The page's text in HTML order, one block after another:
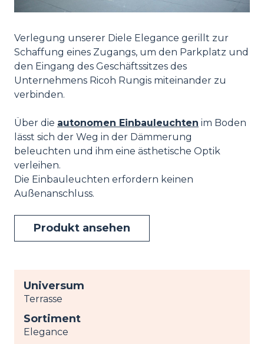
Verlegung unserer Diele Elegance gerillt zur
Schaffung eines Zugangs, um den Parkplatz und
den Eingang des Geschäftssitzes des
Unternehmens Ricoh Rungis miteinander zu
verbinden.
Über die autonomen Einbauleuchten im Boden
lässt sich der Weg in der Dämmerung
beleuchten und ihm eine ästhetische Optik
verleihen.
Die Einbauleuchten erfordern keinen
Außenanschluss.
Produkt ansehen
Universum
Terrasse
Sortiment
Elegance